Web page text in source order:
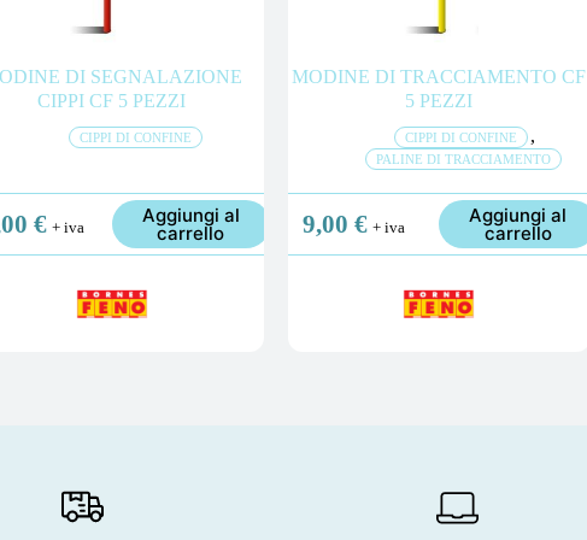
DI SEGNALAZIONE
CIPPI CF 5 PEZZI
CIPPI DI CONFINE
€ + iva
Aggiungi al
carrello
MODINE DI TRACCIAMENTO CF
5 PEZZI
CIPPI DI CONFINE ,
PALINE DI TRACCIAMENTO
9,00€ + iva
Aggiungi al
carrello